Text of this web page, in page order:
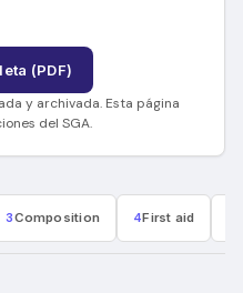
(PDF)
y archivada. Esta página
del SGA.
3Composition 4First aid